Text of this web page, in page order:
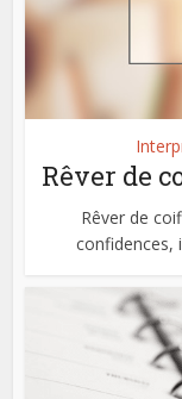
Rêver de
Rêver de
confidences,